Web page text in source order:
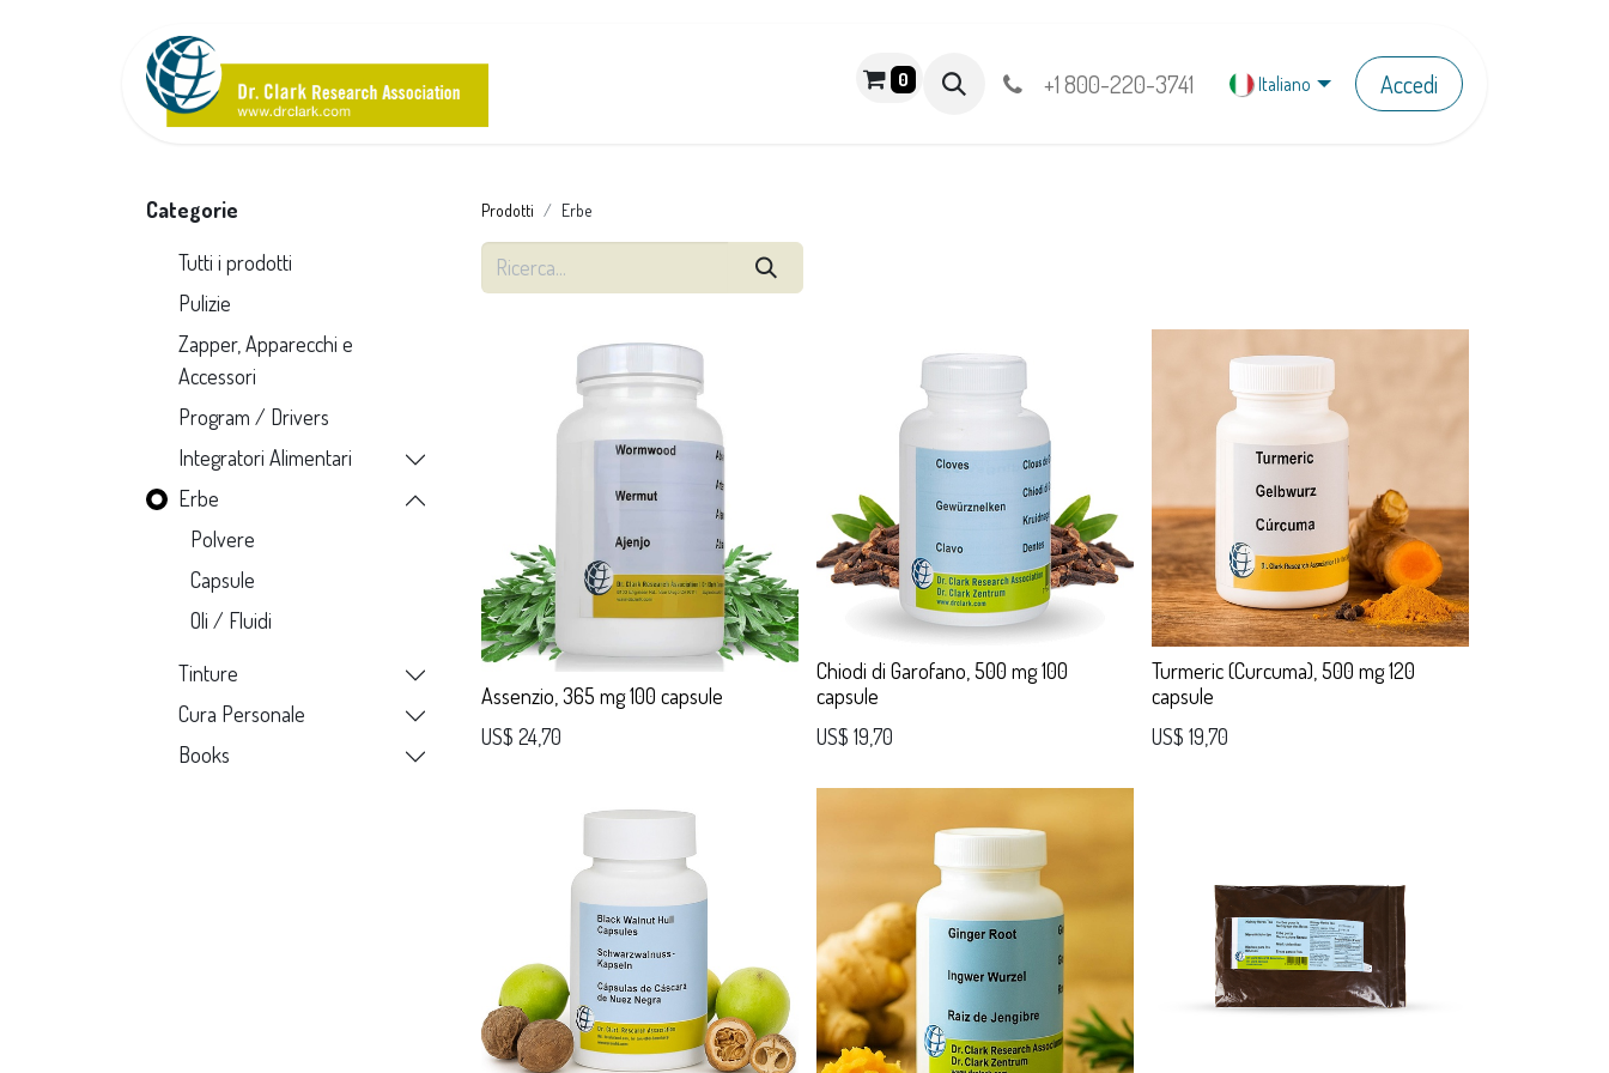
0 +1 800-220-3741 Italiano Accedi
Categorie
Tutti i prodotti
Pulizie
Zapper, Apparecchi e
Accessori
Program / Drivers
Integratori Alimentari
Erbe
Polvere
Capsule
Oli / Fluidi
Tinture
Cura Personale
Books
Prodotti Erbe
Assenzio, 365 mg 100 capsule
US$ 24,70
Chiodi di Garofano, 500 mg 100
capsule
US$ 19,70
Turmeric (Curcuma), 500 mg 120
capsule
US$ 19,70